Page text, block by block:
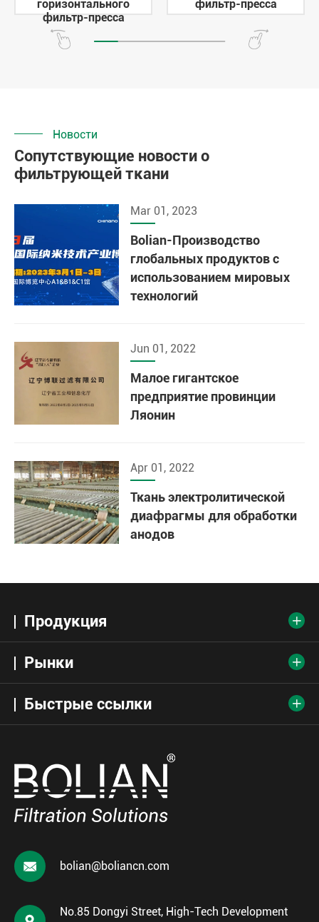
горизонтального
фильтр-пресса
фильтр-пресса
Новости
Сопутствующие новости о
фильтрующей ткани
Mar 01, 2023
Bolian-Производство
глобальных продуктов с
использованием мировых
технологий
Jun 01, 2022
Малое гигантское
предприятие провинции
Ляонин
Apr 01, 2022
Ткань электролитической
диафрагмы для обработки
анодов
Продукция 
Рынки 
Быстрые ссылки 
 bolian@boliancn.com
No.85 Dongyi Street, High-Tech Development